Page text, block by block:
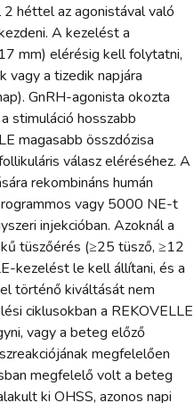
héttel az agonistával való
A kezelést a
mm) elérésig kell folytatni,
vagy a tizedik napjára
GnRH-agonista okozta
stimuláció hosszabb
magasabb összdózisa
válasz eléréséhez. A
rekombináns humán
vagy 5000 NE-t
injekcióban. Azoknál a
tüszőérés (≥25 tüsző, ≥12
kezelést le kell állítani, és a
történő kiváltását nem
ciklusokban a REKOVELLE
vagy a beteg előző
megfelelően
megfelelő volt a beteg
ki OHSS, azonos napi